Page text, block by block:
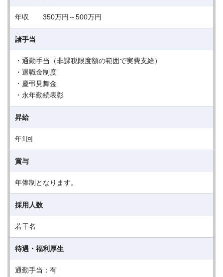
年収 350万円～500万円
諸手当
・通勤手当（非課税限度額の範囲で実費支給）
・退職金制度
・慶弔見舞金
・永年勤続表彰
昇給
年1回
賞与
年俸制となります。
採用人数
若干名
待遇・福利厚生
通勤手当：有